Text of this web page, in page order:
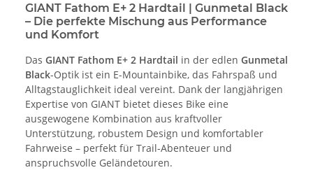
GIANT Fathom E+ 2 Hardtail | Gunmetal Black
– Die perfekte Mischung aus Performance
und Komfort
Das GIANT Fathom E+ 2 Hardtail in der edlen Gunmetal
Black-Optik ist ein E-Mountainbike, das Fahrspaß und
Alltagstauglichkeit ideal vereint. Dank der langjährigen
Expertise von GIANT bietet dieses Bike eine
ausgewogene Kombination aus kraftvoller
Unterstützung, robustem Design und komfortabler
Fahrweise – perfekt für Trail-Abenteuer und
anspruchsvolle Geländetouren.